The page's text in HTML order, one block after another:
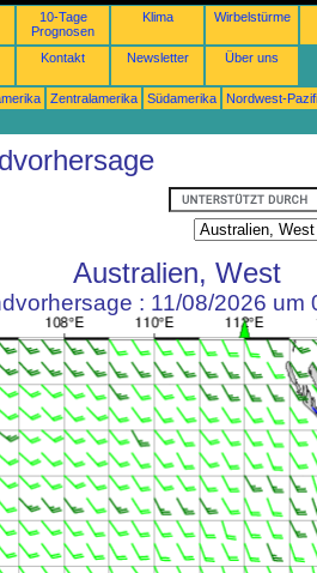
10-Tage
Prognosen
Klima Wirbelstürme
Kontakt Newsletter Über uns
Zentralamerika Südamerika
Nordwest-
Australien, West
: 11/08/2026 um